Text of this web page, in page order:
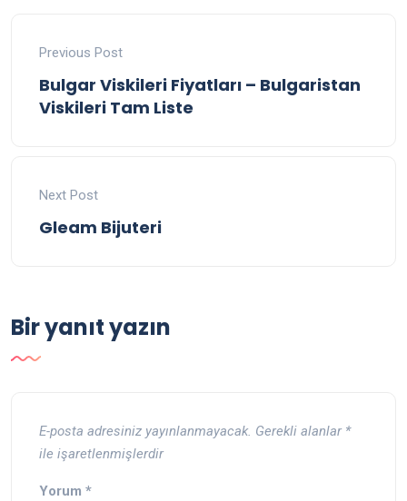
Previous Post
Bulgar Viskileri Fiyatları – Bulgaristan
Viskileri Tam Liste
Next Post
Gleam Bijuteri
Bir yanıt yazın
E-posta adresiniz yayınlanmayacak. Gerekli alanlar *
ile işaretlenmişlerdir
Yorum *